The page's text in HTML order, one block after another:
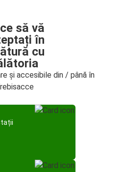
să vă
în
cu
și accesibile din / până în